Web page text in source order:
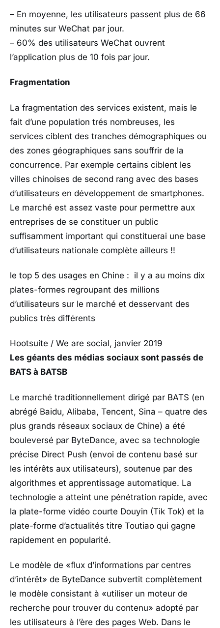
– En moyenne, les utilisateurs passent plus de 66
minutes sur WeChat par jour.
– 60% des utilisateurs WeChat ouvrent
l’application plus de 10 fois par jour.
Fragmentation
La fragmentation des services existent, mais le
fait d’une population trés nombreuses, les
services ciblent des tranches démographiques ou
des zones géographiques sans souffrir de la
concurrence. Par exemple certains ciblent les
villes chinoises de second rang avec des bases
d’utilisateurs en développement de smartphones.
Le marché est assez vaste pour permettre aux
entreprises de se constituer un public
suffisamment important qui constituerai une base
d’utilisateurs nationale complète ailleurs !!
le top 5 des usages en Chine : il y a au moins dix
plates-formes regroupant des millions
d’utilisateurs sur le marché et desservant des
publics très différents
Hootsuite / We are social, janvier 2019
Les géants des médias sociaux sont passés de
BATS à BATSB
Le marché traditionnellement dirigé par BATS (en
abrégé Baidu, Alibaba, Tencent, Sina – quatre des
plus grands réseaux sociaux de Chine) a été
bouleversé par ByteDance, avec sa technologie
précise Direct Push (envoi de contenu basé sur
les intérêts aux utilisateurs), soutenue par des
algorithmes et apprentissage automatique. La
technologie a atteint une pénétration rapide, avec
la plate-forme vidéo courte Douyin (Tik Tok) et la
plate-forme d’actualités titre Toutiao qui gagne
rapidement en popularité.
Le modèle de «flux d’informations par centres
d’intérêt» de ByteDance subvertit complètement
le modèle consistant à «utiliser un moteur de
recherche pour trouver du contenu» adopté par
les utilisateurs à l’ère des pages Web. Dans le